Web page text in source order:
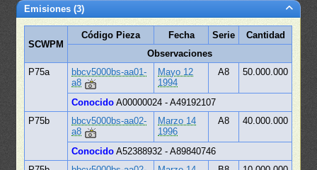
Emisiones (3)
SCWPM
Código Pieza Fecha Serie
Cantidad
Observaciones
P75a
bbcv5000bs-aa01-
a8
Mayo 12
1994
A8 50.000.000
Conocido A00000024 - A49192107
P75b
bbcv5000bs-aa02-
a8
Marzo 14
1996
A8 40.000.000
Conocido A52388932 - A89840746